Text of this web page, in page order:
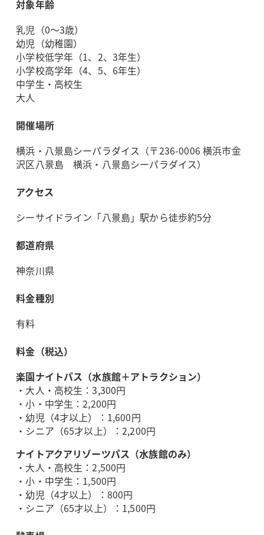
対象年齢
乳児（0～3歳）
幼児（幼稚園）
小学校低学年（1、2、3年生）
小学校高学年（4、5、6年生）
中学生・高校生
大人
開催場所
横浜・八景島シーパラダイス（〒236-0006 横浜市金
沢区八景島 横浜・八景島シーパラダイス）
アクセス
シーサイドライン「八景島」駅から徒歩約5分
都道府県
神奈川県
料金種別
有料
料金（税込）
楽園ナイトパス（水族館＋アトラクション）
・大人・高校生：3,300円
・小・中学生：2,200円
・幼児（4才以上）：1,600円
・シニア（65才以上）：2,200円
ナイトアクアリゾーツパス（水族館のみ）
・大人・高校生：2,500円
・小・中学生：1,500円
・幼児（4才以上）：800円
・シニア（65才以上）：1,500円